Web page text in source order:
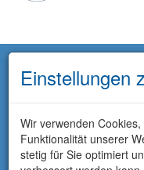
Einstellungen
Wir verwenden
Funktionalität unserer
stetig für Sie optimiert